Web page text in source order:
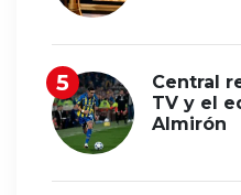
Central
TV y el
Almirón